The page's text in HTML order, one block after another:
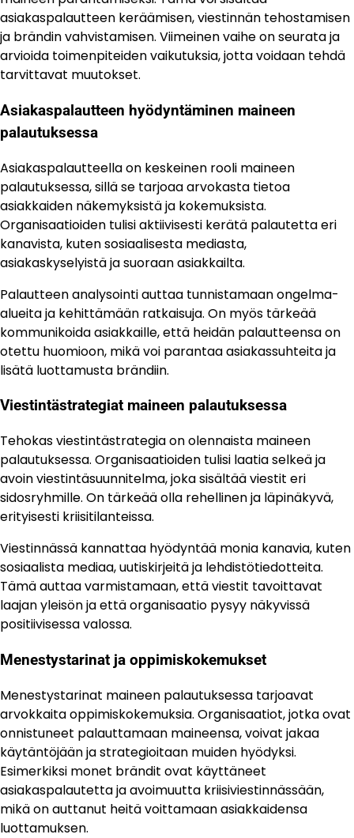
asiakaspalautteen keräämisen, viestinnän tehostamisen
ja brändin vahvistamisen. Viimeinen vaihe on seurata ja
arvioida toimenpiteiden vaikutuksia, jotta voidaan tehdä
tarvittavat muutokset.
Asiakaspalautteen hyödyntäminen maineen
palautuksessa
Asiakaspalautteella on keskeinen rooli maineen
palautuksessa, sillä se tarjoaa arvokasta tietoa
asiakkaiden näkemyksistä ja kokemuksista.
Organisaatioiden tulisi aktiivisesti kerätä palautetta eri
kanavista, kuten sosiaalisesta mediasta,
asiakaskyselyistä ja suoraan asiakkailta.
Palautteen analysointi auttaa tunnistamaan ongelma-
alueita ja kehittämään ratkaisuja. On myös tärkeää
kommunikoida asiakkaille, että heidän palautteensa on
otettu huomioon, mikä voi parantaa asiakassuhteita ja
lisätä luottamusta brändiin.
Viestintästrategiat maineen palautuksessa
Tehokas viestintästrategia on olennaista maineen
palautuksessa. Organisaatioiden tulisi laatia selkeä ja
avoin viestintäsuunnitelma, joka sisältää viestit eri
sidosryhmille. On tärkeää olla rehellinen ja läpinäkyvä,
erityisesti kriisitilanteissa.
Viestinnässä kannattaa hyödyntää monia kanavia, kuten
sosiaalista mediaa, uutiskirjeitä ja lehdistötiedotteita.
Tämä auttaa varmistamaan, että viestit tavoittavat
laajan yleisön ja että organisaatio pysyy näkyvissä
positiivisessa valossa.
Menestystarinat ja oppimiskokemukset
Menestystarinat maineen palautuksessa tarjoavat
arvokkaita oppimiskokemuksia. Organisaatiot, jotka ovat
onnistuneet palauttamaan maineensa, voivat jakaa
käytäntöjään ja strategioitaan muiden hyödyksi.
Esimerkiksi monet brändit ovat käyttäneet
asiakaspalautetta ja avoimuutta kriisiviestinnässään,
mikä on auttanut heitä voittamaan asiakkaidensa
luottamuksen.